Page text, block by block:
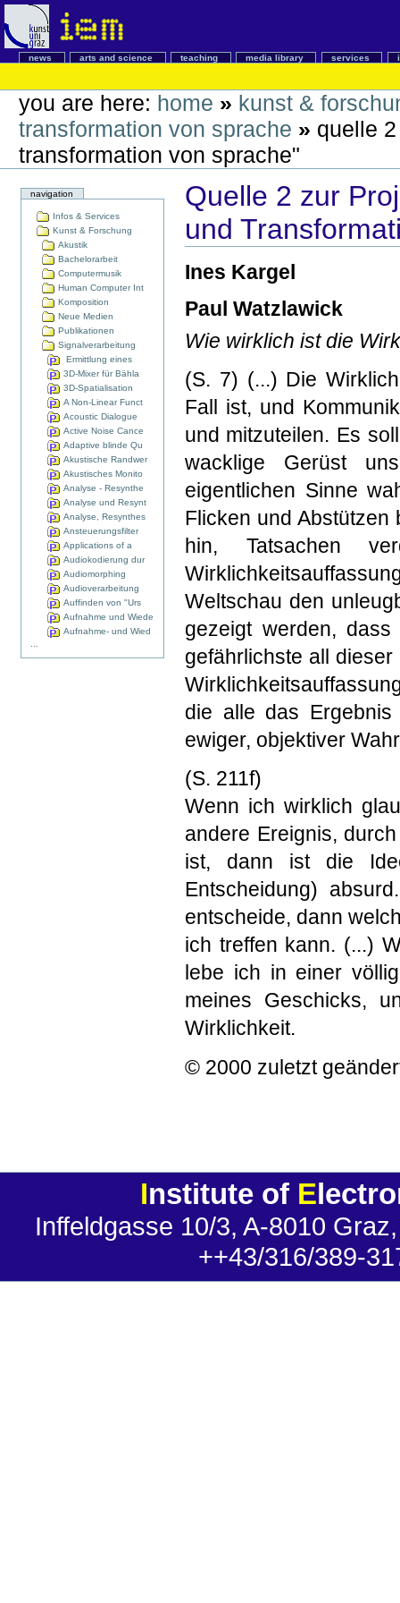
news arts and science teaching media library services
you are here: home » kunst &
transformation von sprache » quelle
transformation von sprache"
navigation
Infos & Services
Kunst & Forschung
Akustik
Bachelorarbeit
Computermusik
Human Computer Int
Komposition
Neue Medien
Publikationen
Signalverarbeitung
Ermittlung eines
3D-Mixer für Bähla
3D-Spatialisation
A Non-Linear Funct
Acoustic Dialogue
Active Noise Cance
Adaptive blinde Qu
Akustische Randwer
Akustisches Monito
Analyse - Resynthe
Analyse und Resynt
Analyse, Resynthes
Ansteuerungsfilter
Applications of a
Audiokodierung dur
Audiomorphing
Audioverarbeitung
Auffinden von "Urs
Aufnahme und Wiede
Aufnahme- und Wied
Quelle 2 zur
und
Ines Kargel
Paul Watzlawick
Wie wirklich ist die
(S. 7) (...) Die
Fall ist, und
und mitzuteilen. Es
wacklige Gerüst
eigentlichen Sinne
Flicken und Abstützen
hin, Tatsachen
Weltschau den
gezeigt werden,
gefährlichste all
die alle das
ewiger, objektiver
(S. 211f)
Wenn ich wirklich
andere Ereignis,
ist, dann ist die
Entscheidung)
entscheide, dann
ich treffen kann. (...)
lebe ich in einer
meines Geschicks,
Wirklichkeit.
© 2000 zuletzt
Institute of E
Inffeldgasse 10/3, A-8010
++43/316/389-